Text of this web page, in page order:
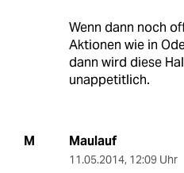
Wenn dann noch
Aktionen wie in
dann wird diese
unappetitlich.
M Maulauf
11.05.2014, 12:09 Uhr